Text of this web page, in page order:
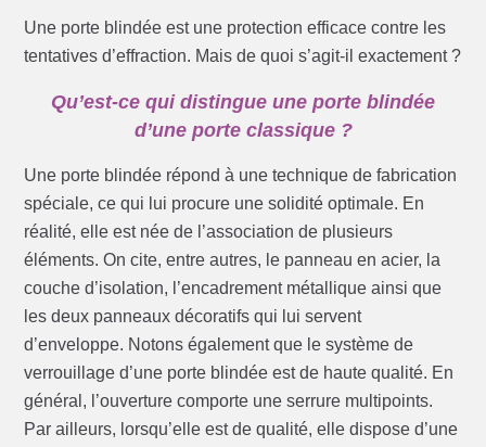
Une porte blindée est une protection efficace contre les
tentatives d’effraction. Mais de quoi s’agit-il exactement ?
Qu’est-ce qui distingue une porte blindée
d’une porte classique ?
Une porte blindée répond à une technique de fabrication
spéciale, ce qui lui procure une solidité optimale. En
réalité, elle est née de l’association de plusieurs
éléments. On cite, entre autres, le panneau en acier, la
couche d’isolation, l’encadrement métallique ainsi que
les deux panneaux décoratifs qui lui servent
d’enveloppe. Notons également que le système de
verrouillage d’une porte blindée est de haute qualité. En
général, l’ouverture comporte une serrure multipoints.
Par ailleurs, lorsqu’elle est de qualité, elle dispose d’une